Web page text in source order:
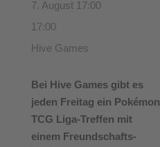
Bei Hive Games gibt es
jeden Freitag ein Pokémon
TCG Liga-Treffen mit
einem Freundschafts-
7. August 17:00
17:00
Hive Games